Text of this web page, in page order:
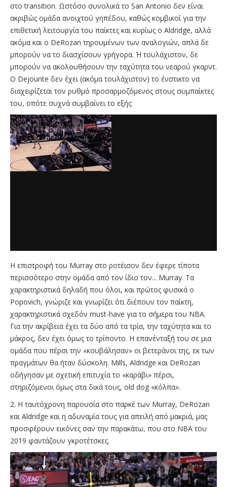
στο transition. Ωστόσο συνολικά το San Antonio δεν είναι
ακριβώς ομάδα ανοιχτού γηπέδου, καθώς κομβικοί για την
επιθετική λειτουργία του παίκτες και κυρίως ο Aldridge, αλλά
ακόμα και ο DeRozan τηρουμένων των αναλογιών, απλά δε
μπορούν να το διασχίσουν γρήγορα. Ή τουλάχιστον, δε
μπορούν να ακολουθήσουν την ταχύτητα του νεαρού γκαρντ.
Ο Dejounte δεν έχει (ακόμα τουλάχιστον) το ένστικτο να
διαχειρίζεται τον ρυθμό προσαρμοζόμενος στους συμπαίκτες
του, οπότε συχνά συμβαίνει το εξής:
Η επιστροφή του Murray στο ροτέισον δεν έφερε τίποτα
περισσότερο στην ομάδα από τον ίδιο τον... Murray. Τα
χαρακτηριστικά δηλαδή που όλοι, και πρώτος φυσικά ο
Popovich, γνώριζε και γνωρίζει ότι διέπουν τον παίκτη,
χαρακτηριστικά σχεδόν must-have για το σήμερα του NBA.
Για την ακρίβεια έχει τα δύο από τα τρία, την ταχύτητα και το
μάκρος, δεν έχει όμως το τρίποντο. Η επανένταξή του σε μια
ομάδα που πέρσι την «κουβάλησαν» οι βετεράνοι της, εκ των
πραγμάτων θα ήταν δύσκολη. Mills, Aldridge και DeRozan
οδήγησαν με σχετική επιτυχία το «καράβι» πέρσι,
στηριζόμενοι όμως στα δικά τους, old dog «κόλπα».
2. Η ταυτόχρονη παρουσία στο παρκέ των Murray, DeRozan
και Aldridge και η αδυναμία τους για απειλή από μακριά, μας
προσφέρουν εικόνες σαν την παρακάτω, που στο NBA του
2019 φαντάζουν γκροτέτσκες.